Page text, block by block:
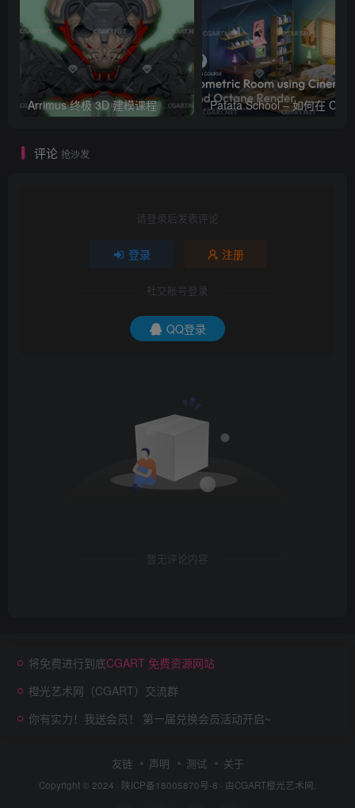
Arrimus 终极 3D 建模课程
评论 抢沙发
请登录后发表评论
登录 注册
社交账号登录
QQ登录
暂无评论内容
将免费进行到底CGART 免费资源网站
橙光艺术网（CGART）交流群
你有实力！我送会员！ 第一届兑换会员活动开启~
友链 声明 测试 关于
Copyright © 2024 · 陕ICP备18005870号-8 · 由CGART橙光艺术网.